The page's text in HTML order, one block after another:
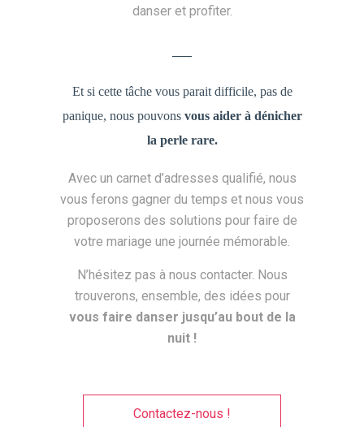
danser et profiter.
Et si cette tâche vous parait difficile, pas de
panique, nous pouvons vous aider à dénicher
la perle rare.
Avec un carnet d’adresses qualifié, nous
vous ferons gagner du temps et nous vous
proposerons des solutions pour faire de
votre mariage une journée mémorable.
N’hésitez pas à nous contacter. Nous
trouverons, ensemble, des idées pour
vous faire danser jusqu’au bout de la
nuit !
Contactez-nous !